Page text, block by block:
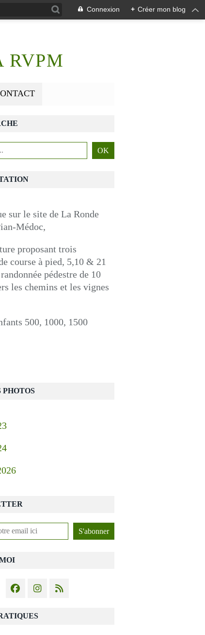
Connexion + Créer mon blog
RVPM
sur le site de La Ronde
Médoc,
proposant trois
course à pied, 5,10 & 21
pédestre de 10
les chemins et les vignes
500, 1000, 1500